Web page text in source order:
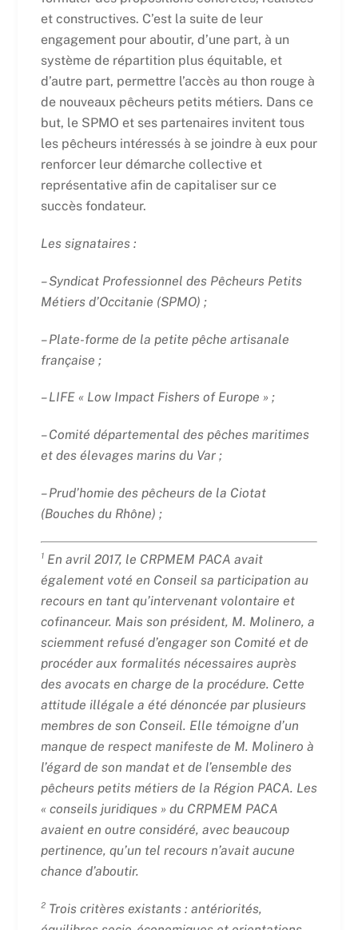
et constructives. C’est la suite de leur
engagement pour aboutir, d’une part, à un
système de répartition plus équitable, et
d’autre part, permettre l’accès au thon rouge à
de nouveaux pêcheurs petits métiers. Dans ce
but, le SPMO et ses partenaires invitent tous
les pêcheurs intéressés à se joindre à eux pour
renforcer leur démarche collective et
représentative afin de capitaliser sur ce
succès fondateur.
Les signataires :
– Syndicat Professionnel des Pêcheurs Petits
Métiers d’Occitanie (SPMO) ;
– Plate-forme de la petite pêche artisanale
française ;
– LIFE « Low Impact Fishers of Europe » ;
– Comité départemental des pêches maritimes
et des élevages marins du Var ;
– Prud’homie des pêcheurs de la Ciotat
(Bouches du Rhône) ;
¹ En avril 2017, le CRPMEM PACA avait
également voté en Conseil sa participation au
recours en tant qu’intervenant volontaire et
cofinanceur. Mais son président, M. Molinero, a
sciemment refusé d’engager son Comité et de
procéder aux formalités nécessaires auprès
des avocats en charge de la procédure. Cette
attitude illégale a été dénoncée par plusieurs
membres de son Conseil. Elle témoigne d’un
manque de respect manifeste de M. Molinero à
l’égard de son mandat et de l’ensemble des
pêcheurs petits métiers de la Région PACA. Les
« conseils juridiques » du CRPMEM PACA
avaient en outre considéré, avec beaucoup
pertinence, qu’un tel recours n’avait aucune
chance d’aboutir.
² Trois critères existants : antériorités,